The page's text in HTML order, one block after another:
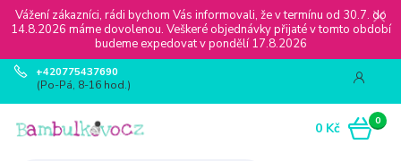
Vážení zákazníci, rádi bychom Vás informovali, že v termínu od 30.7. do
14.8.2026 máme dovolenou. Veškeré objednávky přijaté v tomto období
budeme expedovat v pondělí 17.8.2026
+420775437690
(Po-Pá, 8-16 hod.)
0
0 Kč